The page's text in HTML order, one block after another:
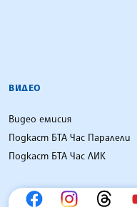
ВИДЕО
Видео емисия
Подкаст БТА Час Паралели
Подкаст БТА Час ЛИК